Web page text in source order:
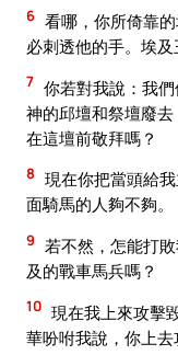
6 看哪，你所倚靠
必刺透他的手。埃及
7 你若對我說：我
神的邱壇和祭壇廢
在這壇前敬拜嗎？
8 現在你把當頭給
面騎馬的人夠不夠。
9
若不然，怎能打
及的戰車馬兵嗎？
10 現在我上來攻擊
華吩咐我說，你上去